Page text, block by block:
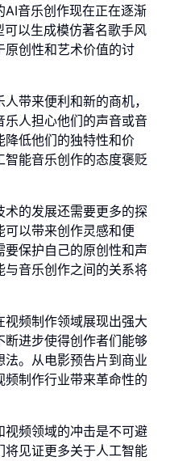
AI音乐创作现在正在逐渐
以生成模仿著名歌手风
原创性和艺术价值的讨
带来便利和新的商机，
人担心他们的声音或音
降低他们的独特性和价
能音乐创作的态度褒贬
的发展还需要更多的探
可以带来创作灵感和便
保护自己的原创性和声
音乐创作之间的关系将
视频制作领域展现出强大
断进步使得创作者们能够
。从电影预告片到商业
制作行业带来革命性的
视频领域的冲击是不可避
将见证更多关于人工智能